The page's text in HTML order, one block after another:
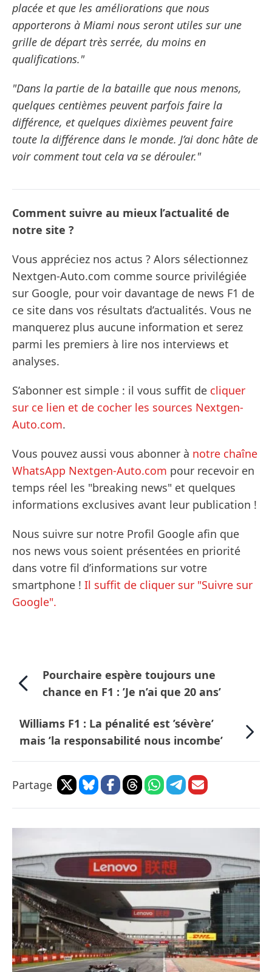
placée et que les améliorations que nous
apporterons à Miami nous seront utiles sur une
grille de départ très serrée, du moins en
qualifications."
"Dans la partie de la bataille que nous menons,
quelques centièmes peuvent parfois faire la
différence, et quelques dixièmes peuvent faire
toute la différence dans le monde. J’ai donc hâte de
voir comment tout cela va se dérouler."
Comment suivre au mieux l’actualité de
notre site ?
Vous appréciez nos actus ? Alors sélectionnez
Nextgen-Auto.com comme source privilégiée
sur Google, pour voir davantage de news F1 de
ce site dans vos résultats d’actualités. Vous ne
manquerez plus aucune information et serez
parmi les premiers à lire nos interviews et
analyses.
S’abonner est simple : il vous suffit de cliquer
sur ce lien et de cocher les sources Nextgen-
Auto.com.
Vous pouvez aussi vous abonner à notre chaîne
WhatsApp Nextgen-Auto.com pour recevoir en
temps réel les "breaking news" et quelques
informations exclusives avant leur publication !
Nous suivre sur notre Profil Google afin que
nos news vous soient présentées en priorité
dans votre fil d’informations sur votre
smartphone ! Il suffit de cliquer sur "Suivre sur
Google".
Pourchaire espère toujours une
chance en F1 : ’Je n’ai que 20 ans’
Williams F1 : La pénalité est ’sévère’
mais ’la responsabilité nous incombe’
Partage